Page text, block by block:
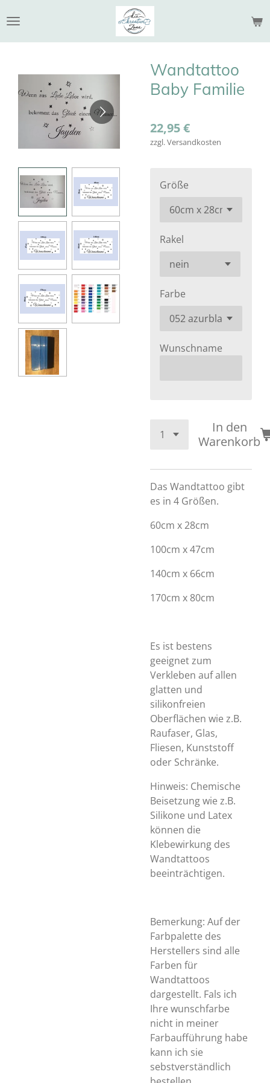
Hauptinhalt
springen
Wandtattoo
Baby Familie
22,95 €
zzgl. Versandkosten
Größe
Rakel
Farbe
Wunschname
In den
Warenkorb
Das Wandtattoo gibt
es in 4 Größen.
60cm x 28cm
100cm x 47cm
140cm x 66cm
170cm x 80cm
Es ist bestens
geeignet zum
Verkleben auf allen
glatten und
silikonfreien
Oberflächen wie z.B.
Raufaser, Glas,
Fliesen, Kunststoff
oder Schränke.
Hinweis: Chemische
Beisetzung wie z.B.
Silikone und Latex
können die
Klebewirkung des
Wandtattoos
beeinträchtigen.
Bemerkung: Auf der
Farbpalette des
Herstellers sind alle
Farben für
Wandtattoos
dargestellt. Fals ich
Ihre wunschfarbe
nicht in meiner
Farbaufführung habe
kann ich sie
sebstverständlich